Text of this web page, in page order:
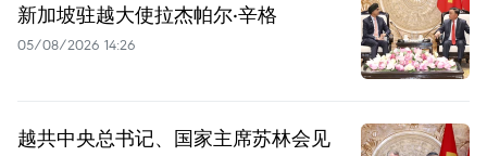
新加坡驻越大使拉杰帕尔·辛格
05/08/2026 14:26
越共中央总书记、国家主席苏林会见